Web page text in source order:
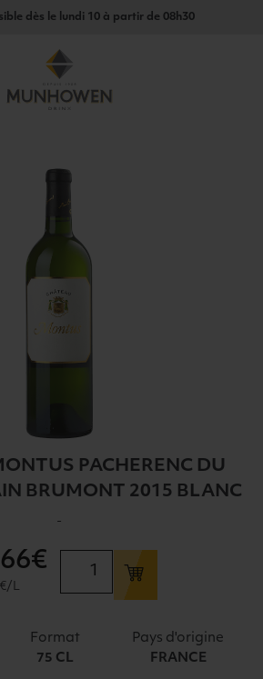
dès le lundi 10 à partir de 08h30
PACHERENC DU
BRUMONT 2015 BLANC
-
CHÂTEAU
PACHERENC
L
Format
75 CL
Pays d'origine
FRANCE